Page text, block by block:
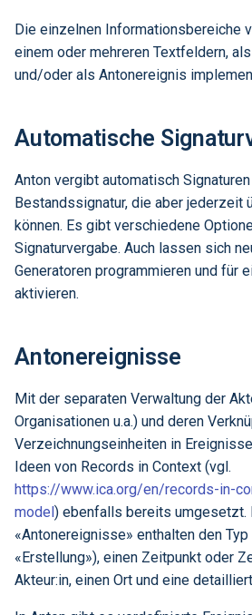
i
l
i
s
i
e
Verwaltung
Anmeldung
Langzeitarchivierung
Betrieb
Deskriptoren
Textformatierung und Links in
Linked Data und Normdaten
Einbindung von audiovisuellen
Dokument und Medien
Verschiedene Erfassungs-
und Anzeigeformulare
Die einzelnen Informationsbereiche
einem oder mehreren Textfeldern,
und/oder als Antonereignis
Automatische
Anton vergibt automatisch
Bestandssignatur, die aber jederzeit
können. Es gibt verschiedene
Signaturvergabe. Auch lassen sich
Generatoren programmieren und für
aktivieren.
Antonereignisse
Mit der separaten Verwaltung der
Organisationen u.a.) und deren
Verzeichnungseinheiten in
Ideen von Records in Context (vgl.
https://www.ica.org/en/records-in-
model) ebenfalls bereits umgesetzt.
«Antonereignisse» enthalten den
«Erstellung»), einen Zeitpunkt oder
Akteur:in, einen Ort und eine